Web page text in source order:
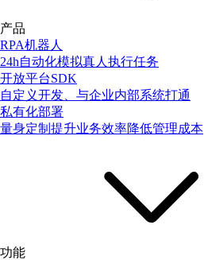
产品
RPA机器人
24h自动化模拟真人执行任务
开放平台SDK
自定义开发、与企业内部系统打通
私有化部署
量身定制提升业务效率降低管理成本
功能